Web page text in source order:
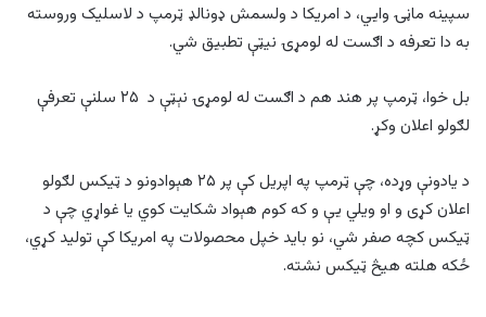
سپینه ماڼۍ وایي، د امریکا د ولسمش ډونالډ ټرمپ د لاسلیک وروسته
به دا تعرفه د اګست له لومړۍ نیټې تطبیق شي.
بل خوا، ټرمپ پر هند هم د اګست له لومړۍ نېټې د ۲۵ سلنې تعرفې
لګولو اعلان وکړ.
د یادونې وړده، چې ټرمپ په اپریل کې پر ۲۵ هېوادونو د ټیکس لګولو
اعلان کړی و او ویلي یې و که کوم هېواد شکایت کوي یا غواړي چې د
ټیکس کچه صفر شي، نو باید خپل محصولات په امریکا کې تولید کړي،
ځکه هلته هیڅ ټیکس نشته.